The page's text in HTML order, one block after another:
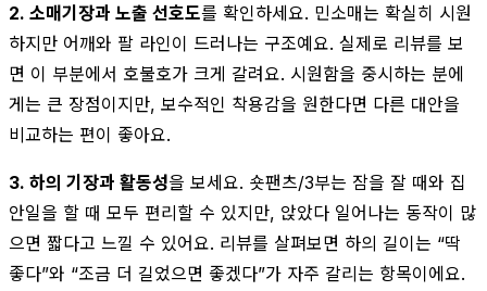
2. 소매기장과 노출 선호도를 확인하세요. 민소매는 확실히 시원
하지만 어깨와 팔 라인이 드러나는 구조예요. 실제로 리뷰를 보
면 이 부분에서 호불호가 크게 갈려요. 시원함을 중시하는 분에
게는 큰 장점이지만, 보수적인 착용감을 원한다면 다른 대안을
비교하는 편이 좋아요.
3. 하의 기장과 활동성을 보세요. 숏팬츠/3부는 잠을 잘 때와 집
안일을 할 때 모두 편리할 수 있지만, 앉았다 일어나는 동작이 많
으면 짧다고 느낄 수 있어요. 리뷰를 살펴보면 하의 길이는 “딱
좋다”와 “조금 더 길었으면 좋겠다”가 자주 갈리는 항목이에요.